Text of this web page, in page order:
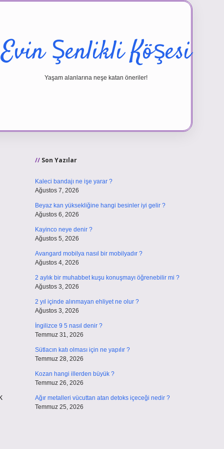
Evin Şenlikli Köşesi
Yaşam alanlarına neşe katan öneriler!
Son Yazılar
Kaleci bandajı ne işe yarar ?
Ağustos 7, 2026
Beyaz kan yüksekliğine hangi besinler iyi gelir ?
Ağustos 6, 2026
Kayinco neye denir ?
Ağustos 5, 2026
Avangard mobilya nasıl bir mobilyadır ?
Ağustos 4, 2026
2 aylık bir muhabbet kuşu konuşmayı öğrenebilir mi ?
Ağustos 3, 2026
2 yıl içinde alınmayan ehliyet ne olur ?
Ağustos 3, 2026
İngilizce 9 5 nasıl denir ?
Temmuz 31, 2026
Sütlacın katı olması için ne yapılır ?
Temmuz 28, 2026
Kozan hangi illerden büyük ?
Temmuz 26, 2026
Ağır metalleri vücuttan atan detoks içeceği nedir ?
Temmuz 25, 2026